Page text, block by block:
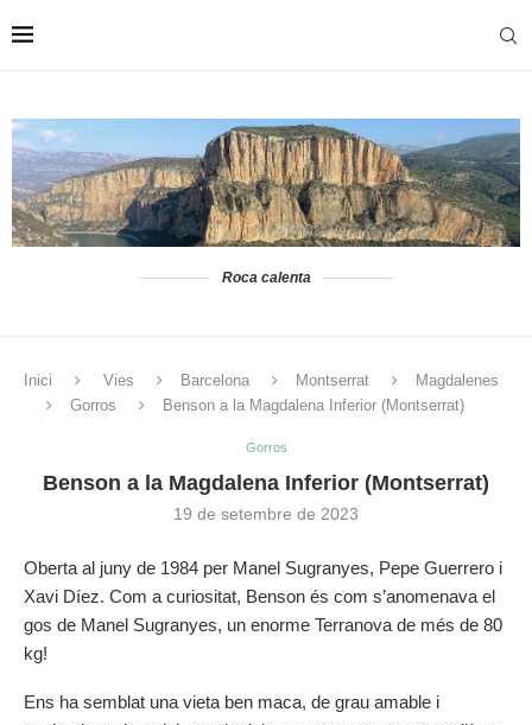
Roca calenta
Inici Vies Barcelona Montserrat
Magdalenes
Gorros
Benson a la Magdalena Inferior (Montserrat)
Gorros
Benson a la Magdalena Inferior (Montserrat)
19 de setembre de 2023
Oberta al juny de 1984 per Manel Sugranyes, Pepe Guerrero i
Xavi Díez. Com a curiositat, Benson és com s’anomenava el
gos de Manel Sugranyes, un enorme Terranova de més de 80
kg!
Ens ha semblat una vieta ben maca, de grau amable i